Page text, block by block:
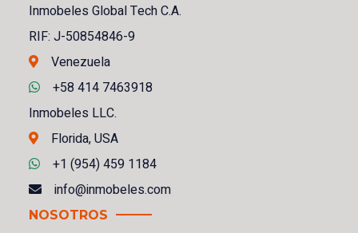
Inmobeles Global Tech C.A.
RIF: J-50854846-9
Venezuela
+58 414 7463918
Inmobeles LLC.
Florida, USA
+1 (954) 459 1184
info@inmobeles.com
NOSOTROS